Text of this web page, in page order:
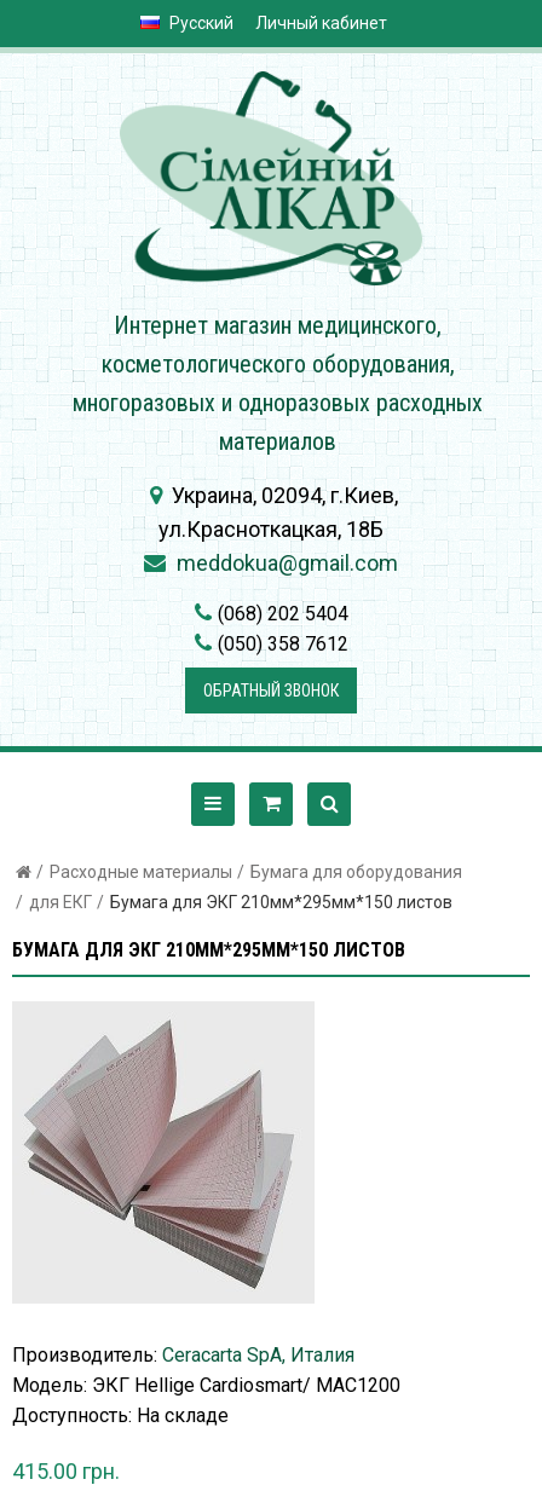
Русский Личный кабинет
Интернет магазин медицинского,
косметологического оборудования,
многоразовых и одноразовых расходных
материалов
Украина, 02094, г.Киев,
ул.Красноткацкая, 18Б
meddokua@gmail.com
(068) 202 5404
(050) 358 7612
ОБРАТНЫЙ ЗВОНОК
Расходные материалы
Бумага для оборудования
для ЕКГ
Бумага для ЭКГ 210мм*295мм*150 листов
БУМАГА ДЛЯ ЭКГ 210ММ*295ММ*150 ЛИСТОВ
Производитель: Ceracarta SpA, Италия
Модель: ЭКГ Hellige Cardiosmart/ MAC1200
Доступность: На складе
415.00 грн.